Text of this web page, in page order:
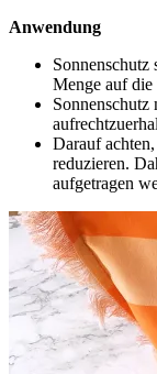
Anwendung
Sonnenschutz
Menge auf die
Sonnenschutz
Darauf
reduzieren.
aufgetragen